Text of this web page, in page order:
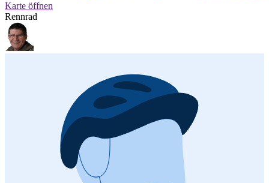
Karte öffnen
Rennrad